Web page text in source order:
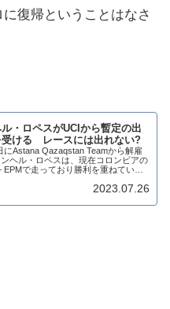
復帰ということはなさ
・ロペスがUCIから暫定の出
受ける レースには出れない?
にAstana Qazaqstan Teamから解雇
ヘル・ロペスは、現在コロンビアの
EPMで走っており勝利を重ねてい
2023.07.26